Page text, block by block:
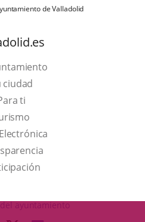
de Valladolid
ciudad
ti
This
link
will
open
a
ayuntamiento